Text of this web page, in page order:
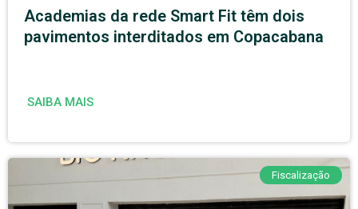
Academias da rede Smart Fit têm dois
pavimentos interditados em Copacabana
SAIBA MAIS
Fiscalização